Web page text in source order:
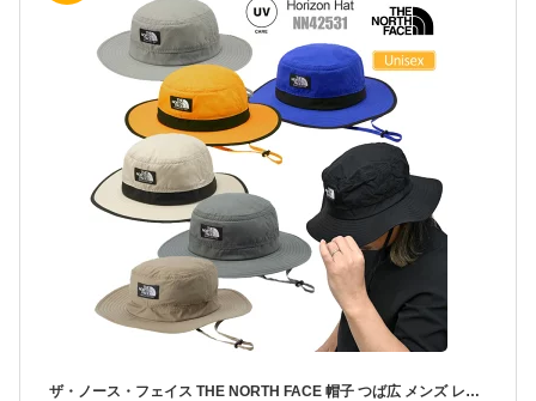
ザ・ノース・フェイス THE NORTH FACE 帽子 つば広 メンズ レディース ホライズンハット Horizon Hat NN42531 2026SS 2604wann[M便 1/1]